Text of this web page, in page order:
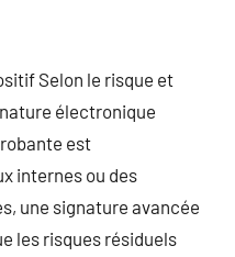
Selon le risque et
électronique
est
internes ou des
une signature avancée
les risques résiduels